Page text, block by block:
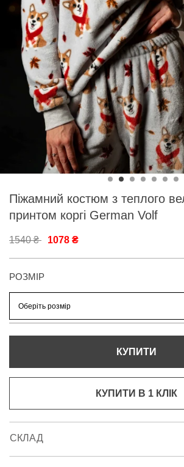
Піжамний костюм з теплого
принтом коргі German Volf
1540 ₴ 1078 ₴
РОЗМІР
КУПИТИ
КУПИТИ В 1 КЛIК
СКЛАД